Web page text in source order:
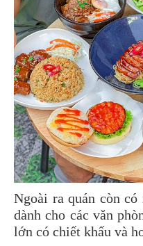
Ngoài ra quán còn có
dành cho các văn
lớn có chiết khấu và